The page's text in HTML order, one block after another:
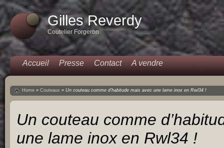
Gilles Reverdy
Coutelier Forgeron
Accueil Presse Contact A vendre
Home » Couteaux » Un couteau comme d’habitude mais avec une lame inox en Rwl34 !
Un couteau comme
une lame inox en Rwl34 !